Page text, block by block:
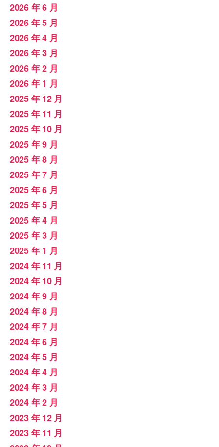
2026 年 6 月
2026 年 5 月
2026 年 4 月
2026 年 3 月
2026 年 2 月
2026 年 1 月
2025 年 12 月
2025 年 11 月
2025 年 10 月
2025 年 9 月
2025 年 8 月
2025 年 7 月
2025 年 6 月
2025 年 5 月
2025 年 4 月
2025 年 3 月
2025 年 1 月
2024 年 11 月
2024 年 10 月
2024 年 9 月
2024 年 8 月
2024 年 7 月
2024 年 6 月
2024 年 5 月
2024 年 4 月
2024 年 3 月
2024 年 2 月
2023 年 12 月
2023 年 11 月